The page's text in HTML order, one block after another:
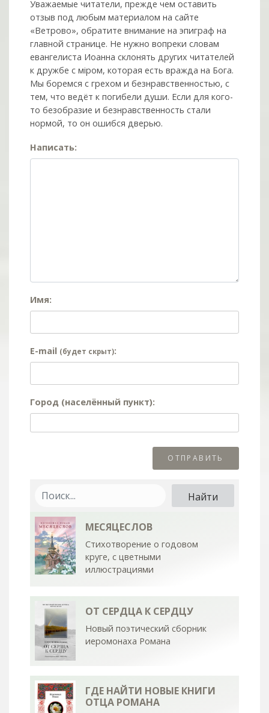
Уважаемые читатели, прежде чем оставить
отзыв под любым материалом на сайте
«Ветрово», обратите внимание на эпиграф на
главной странице. Не нужно вопреки словам
евангелиста Иоанна склонять других читателей
к дружбе с мiром, которая есть вражда на Бога.
Мы боремся с грехом и без­нрав­ствен­ностью, с
тем, что ведёт к погибели души. Если для кого-
то безобразие и безнравственность стали
нормой, то он ошибся дверью.
Написать:
Имя:
E-mail (будет скрыт):
Город (населённый пункт):
МЕСЯЦЕСЛОВ
Стихотворение о годовом
круге, с цветными
иллюстрациями
ОТ СЕРДЦА К СЕРДЦУ
Новый поэтический сборник
иеромонаха Романа
ГДЕ НАЙТИ НОВЫЕ КНИГИ
ОТЦА РОМАНА